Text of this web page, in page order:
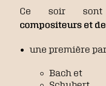
Ce soir sont
compositeurs et
une première
Bach et